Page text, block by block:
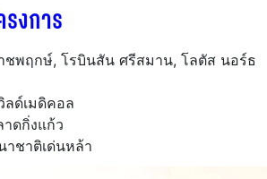
งการ
ชพฤกษ์, โรบินสัน ศรีสมาน, โลตัส นอร์ธ
ลด์เมดิคอล
ดกิ่งแก้ว
าชาติเด่นหล้า